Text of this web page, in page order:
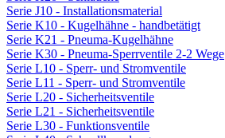
Serie J10 - Installationsmaterial
Serie K10 - Kugelhähne - handbetätigt
Serie K21 - Pneuma-Kugelhähne
Serie K30 - Pneuma-Sperrventile 2-2 Wege
Serie L10 - Sperr- und Stromventile
Serie L11 - Sperr- und Stromventile
Serie L20 - Sicherheitsventile
Serie L21 - Sicherheitsventile
Serie L30 - Funktionsventile